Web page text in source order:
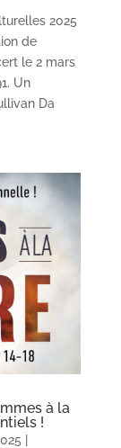
2025
de
le 2 mars
Un
Da
à la
!